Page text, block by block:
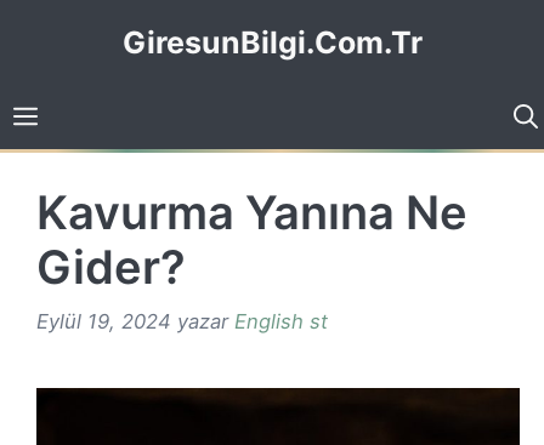
GiresunBilgi.Com.Tr
Kavurma Yanına Ne
Gider?
Eylül 19, 2024 yazar English st